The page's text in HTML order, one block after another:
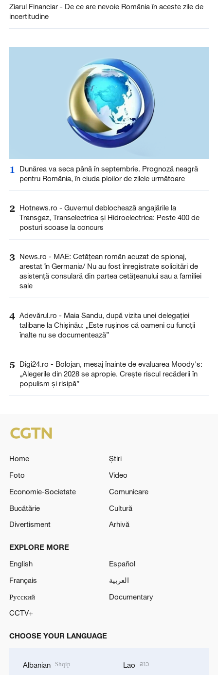
Ziarul Financiar - De ce are nevoie România în aceste zile de
incertitudine
1
Dunărea va seca până în septembrie. Prognoză neagră
pentru România, în ciuda ploilor de zilele următoare
2 Hotnews.ro - Guvernul deblochează angajările la
Transgaz, Transelectrica și Hidroelectrica: Peste 400 de
posturi scoase la concurs
3 News.ro - MAE: Cetăţean român acuzat de spionaj,
arestat în Germania/ Nu au fost înregistrate solicitări de
asistenţă consulară din partea cetăţeanului sau a familiei
sale
4 Adevărul.ro - Maia Sandu, după vizita unei delegației
talibane la Chișinău: „Este rușinos că oameni cu funcții
înalte nu se documentează”
5
Digi24.ro - Bolojan, mesaj înainte de evaluarea Moody's:
„Alegerile din 2028 se apropie. Crește riscul recăderii în
populism și risipă”
Home
Știri
Foto
Video
Economie-Societate
Comunicare
Bucătărie
Cultură
Divertisment
Arhivă
EXPLORE MORE
English
Español
Français
العربية
Русский
Documentary
CCTV+
CHOOSE YOUR LANGUAGE
Albanian Shqip Lao ລາວ